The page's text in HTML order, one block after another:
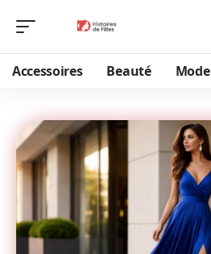
Accessoires Beauté Mode